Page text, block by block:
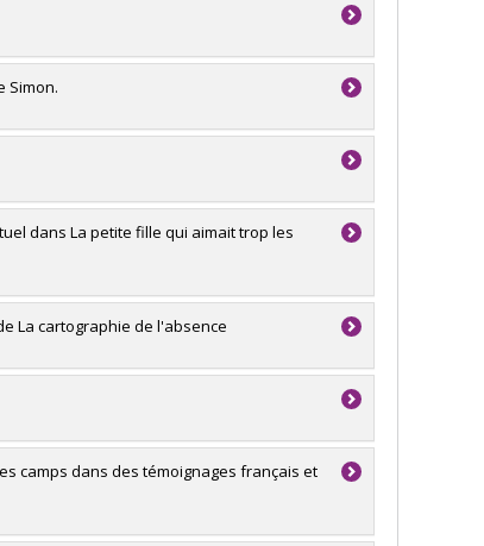
Simon.
dans La petite fille qui aimait trop les
La cartographie de l'absence
camps dans des témoignages français et